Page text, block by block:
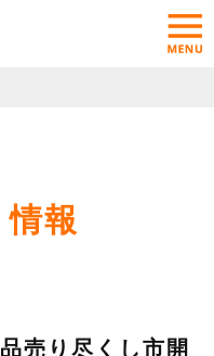
報
売り尽くし市開